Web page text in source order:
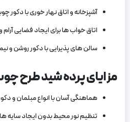
آشپزخانه و اتاق نهار خوری با دکور
اتاق خواب ‌ها برای ایجاد فضایی آرام
سالن‌ های پذیرایی با دکور روشن و
مزایای پرده شید طرح
هماهنگی آسان با انواع مبلمان و
تنظیم نور محیط بدون ایجاد سایه‌